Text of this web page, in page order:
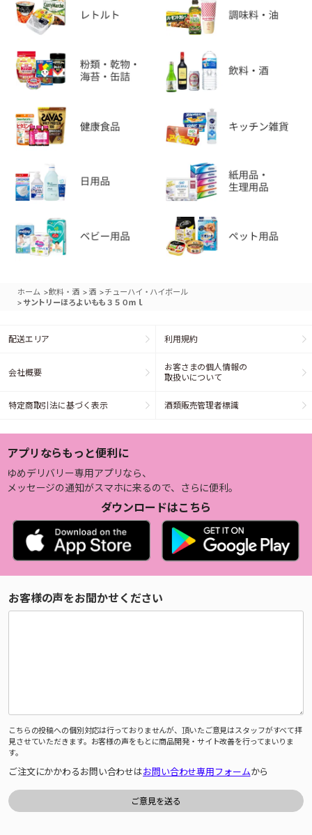
ホーム >飲料・酒 > 酒 >チューハイ・ハイボール
> サントリーほろよいもも３５０ｍｌ
配送エリア 利用規約
会社概要
お客さまの個人情報の
取扱いについて
特定商取引法に基づく表示 酒類販売管理者標識
アプリならもっと便利に
ゆめデリバリー専用アプリなら、
メッセージの通知がスマホに来るので、さらに便利。
ダウンロードはこちら
お客様の声をお聞かせください
こちらの投稿への個別対応は行っておりませんが、頂いたご意見はスタッフがすべて拝
見させていただきます。お客様の声をもとに商品開発・サイト改善を行ってまいりま
す。
ご注文にかかわるお問い合わせはお問い合わせ専用フォームから